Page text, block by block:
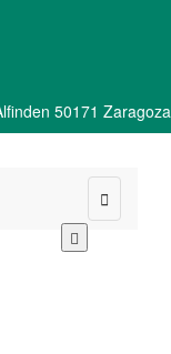
50171 Zaragoza
